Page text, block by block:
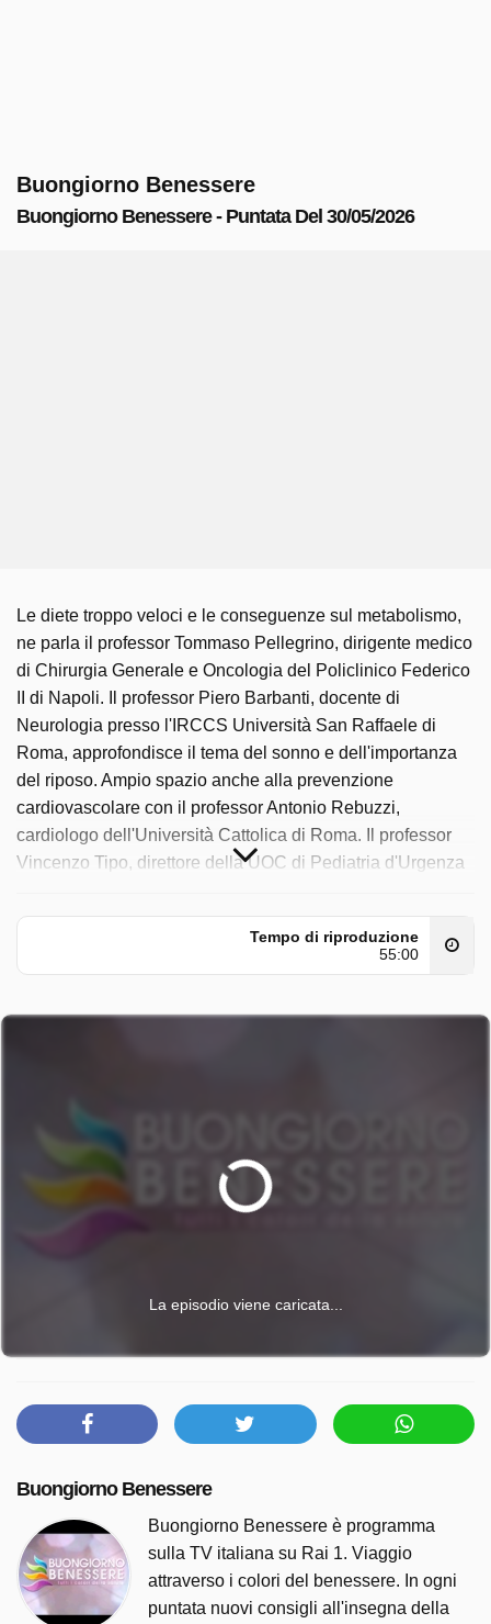
Buongiorno Benessere
Buongiorno Benessere - Puntata Del 30/05/2026
Le diete troppo veloci e le conseguenze sul metabolismo,
ne parla il professor Tommaso Pellegrino, dirigente medico
di Chirurgia Generale e Oncologia del Policlinico Federico
II di Napoli. Il professor Piero Barbanti, docente di
Neurologia presso l'IRCCS Università San Raffaele di
Roma, approfondisce il tema del sonno e dell'importanza
del riposo. Ampio spazio anche alla prevenzione
cardiovascolare con il professor Antonio Rebuzzi,
cardiologo dell'Università Cattolica di Roma. Il professor
Vincenzo Tipo, direttore della UOC di Pediatria d'Urgenza
Napoli, spiega come affrontare insolazioni, colpi di calore e
febbre alta. Il professor Silvio Danese, direttore di
Gastroenterologia dell'IRCCS San Raffaele di Milano,
della UOC di Cardiochirurgia del Policlinico Gemelli di
Roma, tratta il tema delle valvole cardiache. I problemi
dermatologici tipici della stagione calda saranno al centro
dell'intervento del dottor Pietro Sollena, dermatologo
degli occhi interverrà il professor Mario Giuliano, docente
approfondimento dedicato al glaucoma. Infine, la
e Ricostruttiva, parla di medicina estetica "full face" e dei
trattamenti più indicati da fare prima dell'estate.
Buongiorno Benessere è trasmesso da Rai 1 il sabato 30
Tempo di riproduzione
55:00
La episodio viene caricata...
Buongiorno Benessere
Buongiorno Benessere è programma
sulla TV italiana su Rai 1. Viaggio
attraverso i colori del benessere. In ogni
puntata nuovi consigli all'insegna della